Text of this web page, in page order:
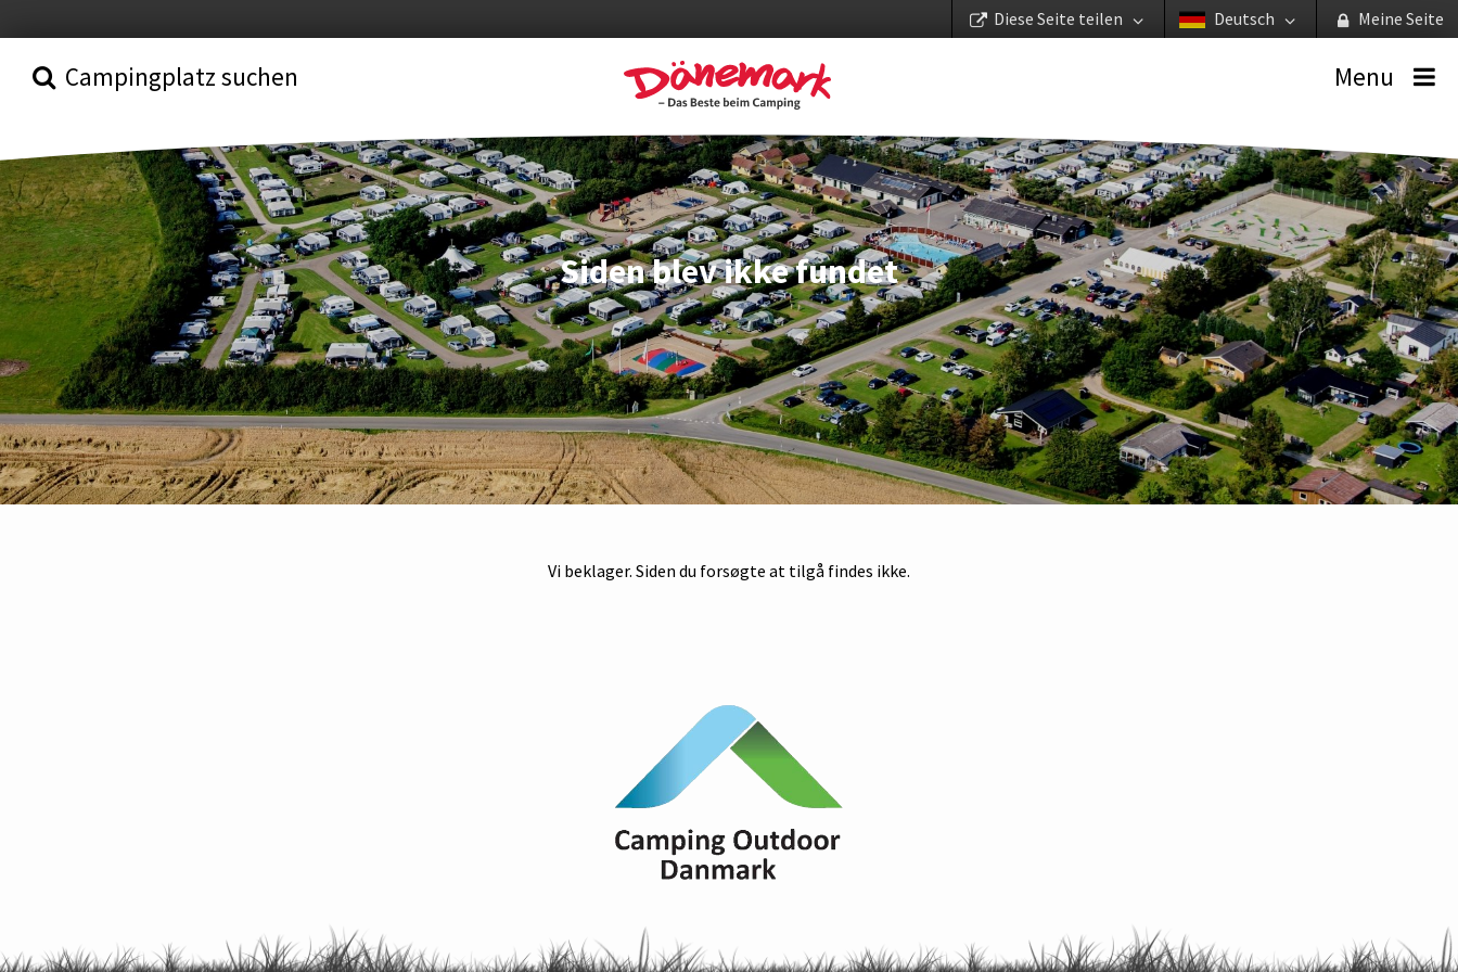
Meine Seite
Deutsch
Diese Seite teilen
Campingplatz suchen Menu
Siden blev ikke fundet
Vi beklager. Siden du forsøgte at tilgå findes ikke.